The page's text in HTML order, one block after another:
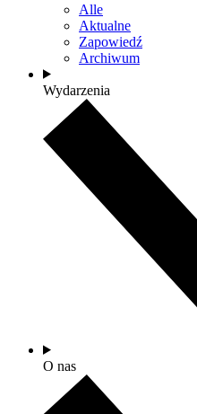
Alle
Aktualne
Zapowiedź
Archiwum
Wydarzenia
O nas